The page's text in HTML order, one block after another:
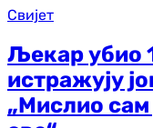
Свијет
Љекар убио
истражују
„Мислио сам